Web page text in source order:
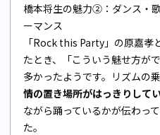
橋本将生の魅力②：ダンス・
ーマンス
「Rock this Party」の原嘉孝
たとき、「こういう魅せ方が
多かったようです。リズムの
情の置き場所がはっきりして
ながら踊っているかが伝わっ
た。